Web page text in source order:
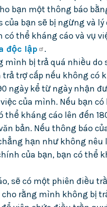
bạn một thông báo
của bạn sẽ bị ngừng và
có thể kháng cáo và vụ
độc lập
.
mình bị trả quá nhiều do
trợ cấp nếu không có
ngày kể từ ngày nhận
của mình. Nếu bạn
thể kháng cáo lên đến
bản. Nếu thông báo
hạn như không
của bạn, bạn có thể
sẽ có một phiên điều
rằng mình không bị